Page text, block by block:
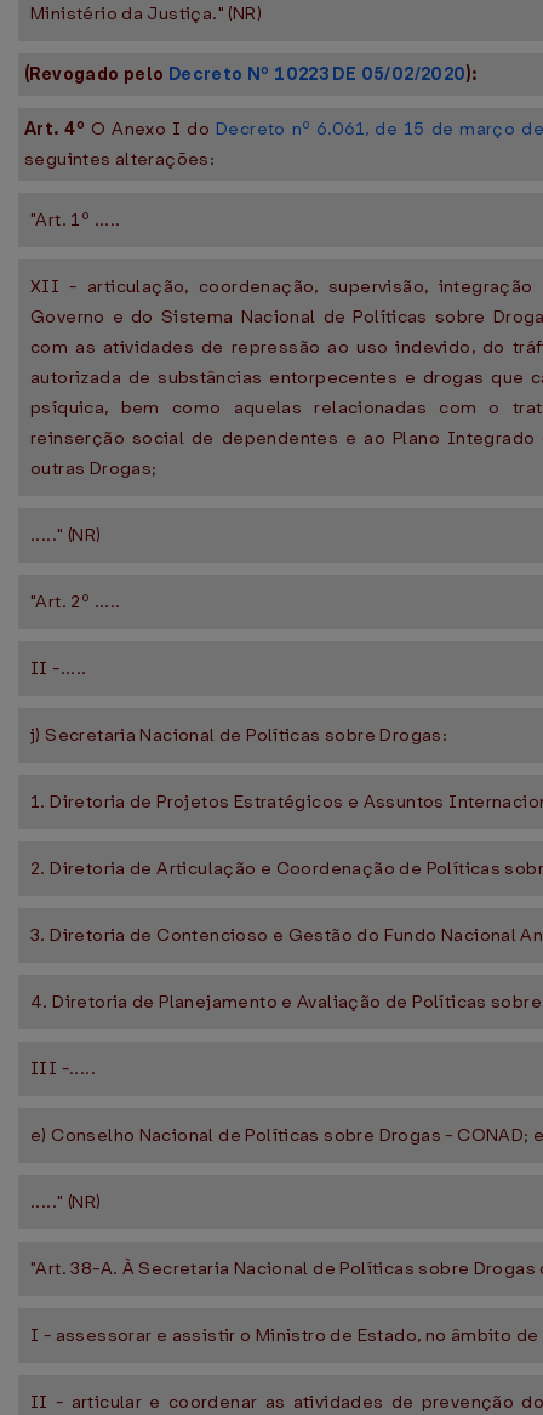
Ministério da Justiça." (NR)
(Revogado pelo Decreto Nº 10223 DE 05/02/2020):
Art. 4º O Anexo I do Decreto nº 6.061, de 15 de março
seguintes alterações:
"Art. 1º .....
XII - articulação, coordenação, supervisão,
Governo e do Sistema Nacional de Políticas sobre
com as atividades de repressão ao uso indevido, do
autorizada de substâncias entorpecentes e drogas que
psíquica, bem como aquelas relacionadas com o
reinserção social de dependentes e ao Plano Integrado
outras Drogas;
....." (NR)
"Art. 2º .....
II -.....
j) Secretaria Nacional de Políticas sobre Drogas:
1. Diretoria de Projetos Estratégicos e Assuntos
2. Diretoria de Articulação e Coordenação de Políticas
3. Diretoria de Contencioso e Gestão do Fundo Nacional
4. Diretoria de Planejamento e Avaliação de Políticas
III -.....
e) Conselho Nacional de Políticas sobre Drogas - CONAD;
....." (NR)
"Art. 38-A. À Secretaria Nacional de Políticas sobre
I - assessorar e assistir o Ministro de Estado, no âmbito
II - articular e coordenar as atividades de prevenção